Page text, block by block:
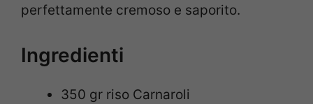
perfettamente cremoso e saporito.
Ingredienti
350 gr riso Carnaroli